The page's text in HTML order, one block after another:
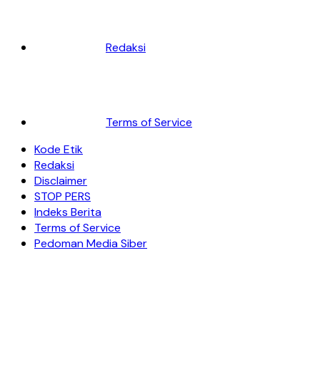
Redaksi
Terms of Service
Kode Etik
Redaksi
Disclaimer
STOP PERS
Indeks Berita
Terms of Service
Pedoman Media Siber